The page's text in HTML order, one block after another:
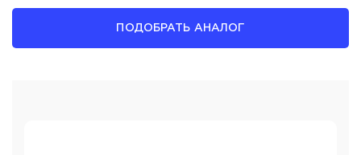
ПОДОБРАТЬ АНАЛОГ